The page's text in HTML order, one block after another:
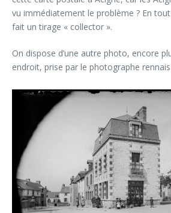
vu immédiatement le problème ? En
fait un tirage « collector ».
On dispose d’une autre photo, encore
endroit, prise par le photographe